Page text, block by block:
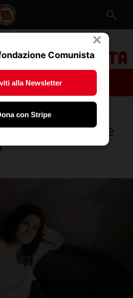
uccisa a
è devianza, è
×
Comunista
alla Newsletter
con Stripe